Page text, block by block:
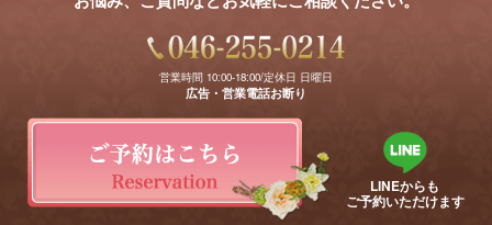
営業時間 10:00-18:00/定休日 日曜日
広告・営業電話お断り
LINEからも
ご予約いただけます